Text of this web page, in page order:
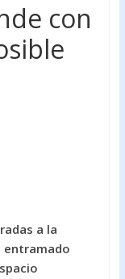
con
a la
entramado